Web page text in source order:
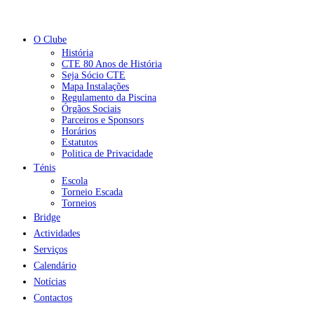
O Clube
História
CTE 80 Anos de História
Seja Sócio CTE
Mapa Instalações
Regulamento da Piscina
Órgãos Sociais
Parceiros e Sponsors
Horários
Estatutos
Politica de Privacidade
Ténis
Escola
Torneio Escada
Torneios
Bridge
Actividades
Serviços
Calendário
Notícias
Contactos